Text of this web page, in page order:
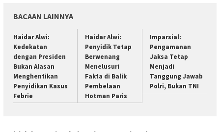
BACAAN LAINNYA
Haidar Alwi:
Kedekatan
dengan Presiden
Bukan Alasan
Menghentikan
Penyidikan Kasus
Febrie
Haidar Alwi:
Penyidik Tetap
Berwenang
Menelusuri
Fakta di Balik
Pembelaan
Hotman Paris
Imparsial:
Pengamanan
Jaksa Tetap
Menjadi
Tanggung Jawab
Polri, Bukan TNI